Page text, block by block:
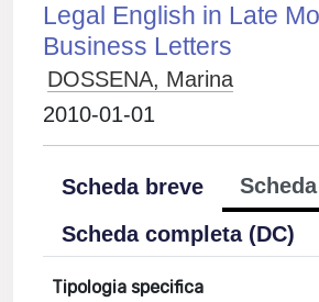
Legal English in Late
Business Letters
DOSSENA, Marina
2010-01-01
Scheda breve
Scheda completa (DC)
Tipologia specifica